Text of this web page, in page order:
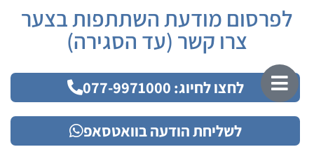
לפרסום מודעת השתתפות בצער
צרו קשר (עד הסגירה)
לחצו לחיוג: 077-9971000
לשליחת הודעה בוואטסאפ